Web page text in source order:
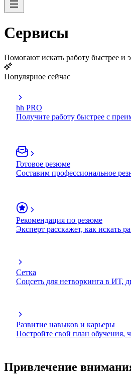
Сервисы
Помогают искать работу быстрее и
Популярное сейчас
hh PRO
Получите работу быстрее с
Готовое резюме
Составим профессиональное
Рекомендация по резюме
Эксперт расскажет, как искать
Сетка
Соцсеть для нетворкинга в ИТ,
Развитие навыков и карьеры
Постройте свой план обучения,
Привлечение